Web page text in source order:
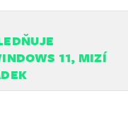
11, MIZÍ